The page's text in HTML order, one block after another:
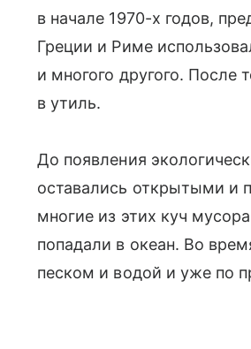
в начале 1970-х годов,
Греции и Риме
и многого другого. После
в утиль.
До появления
оставались открытыми и
многие из этих куч
попадали в океан. Во
песком и водой и уже по